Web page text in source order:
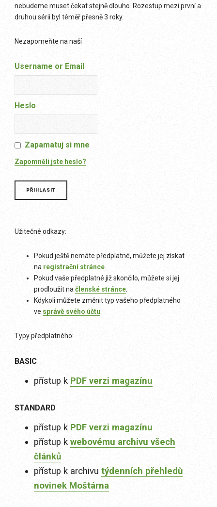
nebudeme muset čekat stejně dlouho. Rozestup mezi první a
druhou sérii byl téměř přesně 3 roky.
Nezapomeňte na naší
Username or Email
Heslo
Zapamatuj si mne
Zapomněli jste heslo?
Užitečné odkazy:
Pokud ještě nemáte předplatné, můžete jej získat
na registrační stránce
Pokud vaše předplatné již skončilo, můžete si jej
prodloužit na členské stránce
Kdykoli můžete změnit typ vašeho předplatného
ve správě svého účtu
Typy předplatného:
BASIC
přístup k PDF verzi magazínu
STANDARD
přístup k PDF verzi magazínu
přístup k webovému archivu všech
článků
přístup k archivu týdenních přehledů
novinek Moštárna